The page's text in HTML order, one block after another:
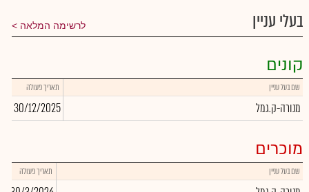
בעלי עניין לרשימה המלאה
קונים
שם בעל עניין תאריך פעולה
מנורה-ק.גמל 30/12/2025
מוכרים
שם בעל עניין תאריך פעולה